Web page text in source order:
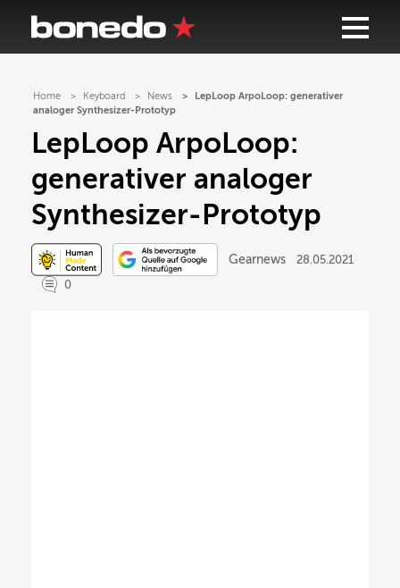
Home Keyboard News
LepLoop ArpoLoop: generativer
analoger Synthesizer-Prototyp
LepLoop ArpoLoop:
generativer analoger
Synthesizer-Prototyp
Gearnews
28.05.2021
0